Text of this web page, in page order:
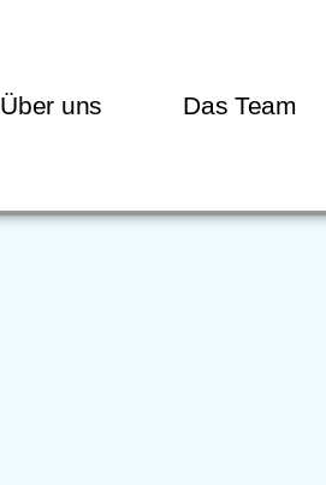
Über uns Das Team